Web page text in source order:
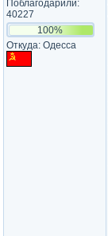
Поблагодарили:
40227
100%
Откуда: Одесса